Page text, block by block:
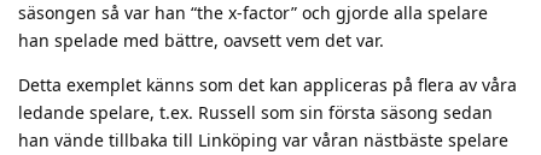
säsongen så var han “the x-factor” och gjorde alla spelare
han spelade med bättre, oavsett vem det var.
Detta exemplet känns som det kan appliceras på flera av våra
ledande spelare, t.ex. Russell som sin första säsong sedan
han vände tillbaka till Linköping var våran nästbäste spelare